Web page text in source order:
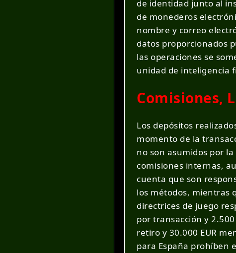
de identidad junto al
de monederos
nombre y correo
datos proporcionados
las operaciones se
unidad de inteligencia
Comisiones,
Los depósitos
momento de la
no son asumidos por
comisiones internas,
cuenta que son
los métodos, mientras
directrices de juego
por transacción y
retiro y 30.000 EUR
para España prohíben